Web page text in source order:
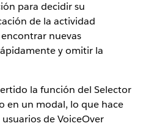
para decidir su
de la actividad
nuevas
y omitir la
la función del Selector
en un modal, lo que hace
de VoiceOver